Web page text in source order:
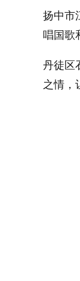
扬中市
唱国歌
丹徒区
之情，